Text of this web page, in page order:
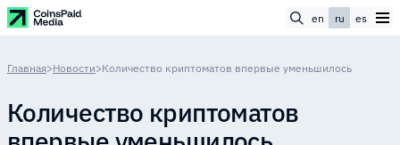
en ru es
Главная>Новости>Количество криптоматов впервые уменьшилось
Количество криптоматов